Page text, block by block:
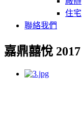
住宅
聯絡我們
嘉鼎囍悅 2017